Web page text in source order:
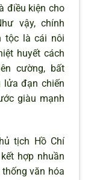
điều kiện cho
vậy, chính
tộc là cái nôi
huyết cách
cường, bất
lửa đạn chiến
giàu mạnh
tịch Hồ Chí
hợp nhuần
văn hóa